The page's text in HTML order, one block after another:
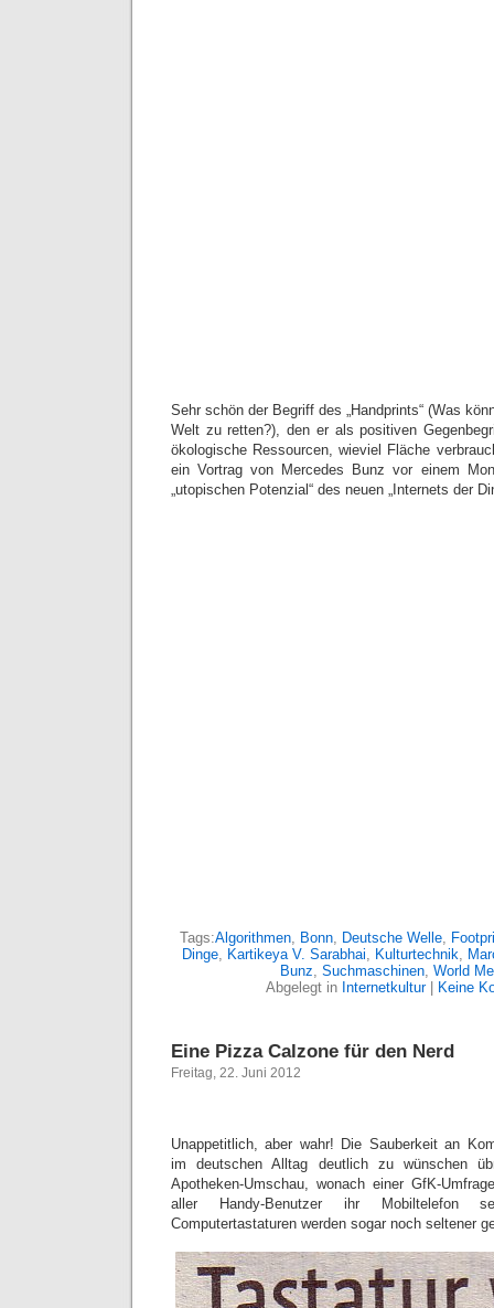
Sehr schön der Begriff des „Handprints“ (Was
Welt zu retten?), den er als positiven
ökologische Ressourcen, wieviel Fläche
ein Vortrag von Mercedes Bunz vor einem
„utopischen Potenzial“ des neuen „Internets der
Tags:Algorithmen, Bonn, Deutsche Welle,
Dinge, Kartikeya V. Sarabhai, Kulturtechnik,
Bunz, Suchmaschinen, World
Abgelegt in Internetkultur| Keine
Eine Pizza Calzone für den Nerd
Freitag, 22. Juni 2012
Unappetitlich, aber wahr! Die Sauberkeit an
im deutschen Alltag deutlich zu wünschen
Apotheken-Umschau, wonach einer GfK-
aller Handy-Benutzer ihr Mobiltelefon
Computertastaturen werden sogar noch seltener